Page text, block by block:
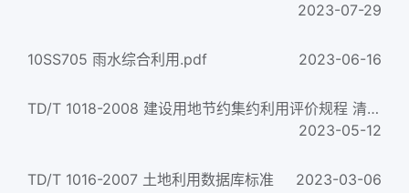
2023-07-29
10SS705 雨水综合利用.pdf 2023-06-16
TD/T 1018-2008 建设用地节约集约利用评价规程 清晰版
2023-05-12
TD/T 1016-2007 土地利用数据库标准 2023-03-06